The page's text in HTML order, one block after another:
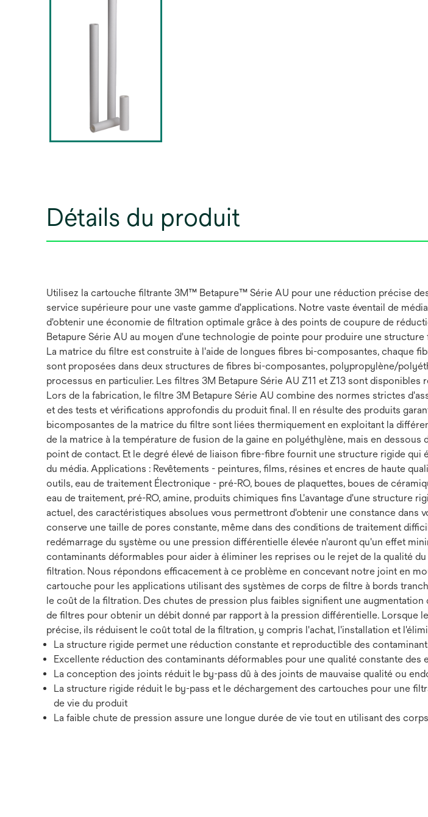
Détails du produit
Utilisez la cartouche filtrante 3M™ Betapure™ Série AU pour une réduction précise
service supérieure pour une vaste gamme d'applications. Notre vaste éventail de
d'obtenir une économie de filtration optimale grâce à des points de coupure de
Betapure Série AU au moyen d'une technologie de pointe pour produire une
La matrice du filtre est construite à l'aide de longues fibres bi-composantes, chaque
sont proposées dans deux structures de fibres bi-composantes, polypropylène/
processus en particulier. Les filtres 3M Betapure Série AU Z11 et Z13 sont
Lors de la fabrication, le filtre 3M Betapure Série AU combine des normes strictes
et des tests et vérifications approfondis du produit final. Il en résulte des produits
bicomposantes de la matrice du filtre sont liées thermiquement en exploitant la
de la matrice à la température de fusion de la gaine en polyéthylène, mais en
point de contact. Et le degré élevé de liaison fibre-fibre fournit une structure rigide
du média. Applications : Revêtements - peintures, films, résines et encres de haute
outils, eau de traitement Électronique - pré-RO, boues de plaquettes, boues de
eau de traitement, pré-RO, amine, produits chimiques fins L'avantage d'une structure
actuel, des caractéristiques absolues vous permettront d'obtenir une constance
conserve une taille de pores constante, même dans des conditions de traitement
redémarrage du système ou une pression différentielle élevée n'auront qu'un effet
contaminants déformables pour aider à éliminer les reprises ou le rejet de la qualité
filtration. Nous répondons efficacement à ce problème en concevant notre joint en
cartouche pour les applications utilisant des systèmes de corps de filtre à bords
le coût de la filtration. Des chutes de pression plus faibles signifient une
de filtres pour obtenir un débit donné par rapport à la pression différentielle. Lorsque
précise, ils réduisent le coût total de la filtration, y compris l'achat, l'installation et
La structure rigide permet une réduction constante et reproductible des
Excellente réduction des contaminants déformables pour une qualité constante des
La conception des joints réduit le by-pass dû à des joints de mauvaise qualité ou
La structure rigide réduit le by-pass et le déchargement des cartouches pour une
de vie du produit
La faible chute de pression assure une longue durée de vie tout en utilisant des